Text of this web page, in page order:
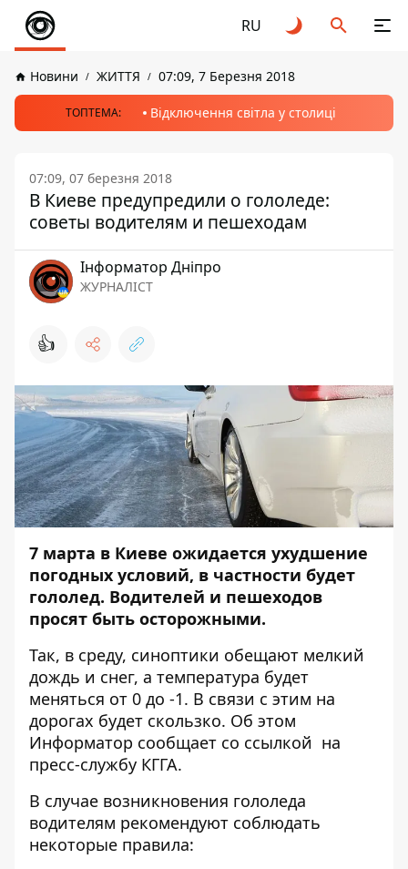
RU
Новини ЖИТТЯ 07:09, 7 Березня 2018
ТОПТЕМА: Відключення світла у столиці
07:09, 07 березня 2018
В Киеве предупредили о гололеде:
советы водителям и пешеходам
Інформатор Дніпро
ЖУРНАЛІСТ
👍
7 марта в Киеве ожидается ухудшение
погодных условий, в частности будет
гололед. Водителей и пешеходов
просят быть осторожными.
Так, в среду, синоптики обещают мелкий
дождь и снег, а температура будет
меняться от 0 до -1. В связи с этим на
дорогах будет скользко. Об этом
Информатор сообщает со ссылкой на
пресс-службу КГГА.
В случае возникновения гололеда
водителям рекомендуют соблюдать
некоторые правила: